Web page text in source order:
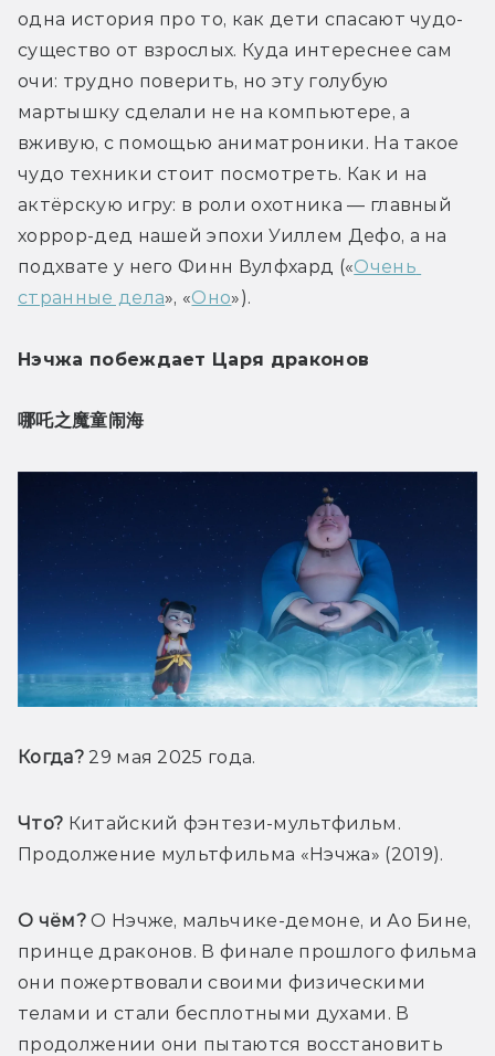
одна история про то, как дети спасают чудо-
существо от взрослых. Куда интереснее сам
очи: трудно поверить, но эту голубую
мартышку сделали не на компьютере, а
вживую, с помощью аниматроники. На такое
чудо техники стоит посмотреть. Как и на
актёрскую игру: в роли охотника — главный
хоррор-дед нашей эпохи Уиллем Дефо, а на
подхвате у него Финн Вулфхард («Очень
странные дела», «Оно»).
Нэчжа побеждает Царя драконов
哪吒之魔童闹海
Когда? 29 мая 2025 года.
Что? Китайский фэнтези-мультфильм.
Продолжение мультфильма «Нэчжа» (2019).
О чём? О Нэчже, мальчике-демоне, и Ао Бине,
принце драконов. В финале прошлого фильма
они пожертвовали своими физическими
телами и стали бесплотными духами. В
продолжении они пытаются восстановить